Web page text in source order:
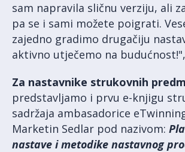
sam napravila sličnu verziju, ali
pa se i sami možete poigrati.
zajedno gradimo drugačiju
aktivno utječemo na
Za nastavnike strukovnih
predstavljamo i prvu e-knjigu
sadržaja ambasadorice
Marketin Sedlar pod nazivom:
nastave i metodike nastavnog